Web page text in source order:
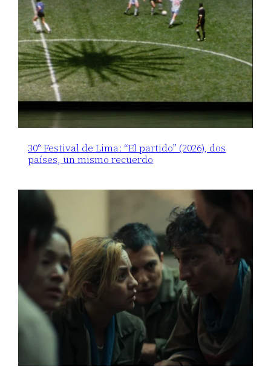
30° Festival de Lima: “El partido” (2026), dos
países, un mismo recuerdo